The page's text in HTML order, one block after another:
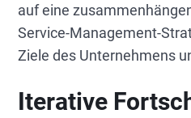
auf eine
Service-Management-
Ziele des Unternehmens
Iterative